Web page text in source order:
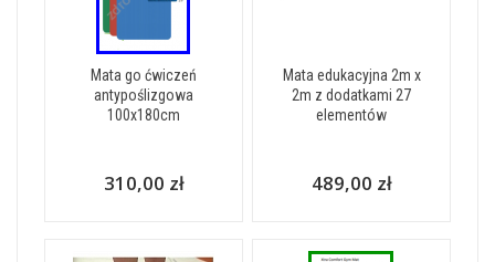
Mata go ćwiczeń
antypoślizgowa
100x180cm
310,00 zł
Mata edukacyjna 2m x
2m z dodatkami 27
elementów
489,00 zł